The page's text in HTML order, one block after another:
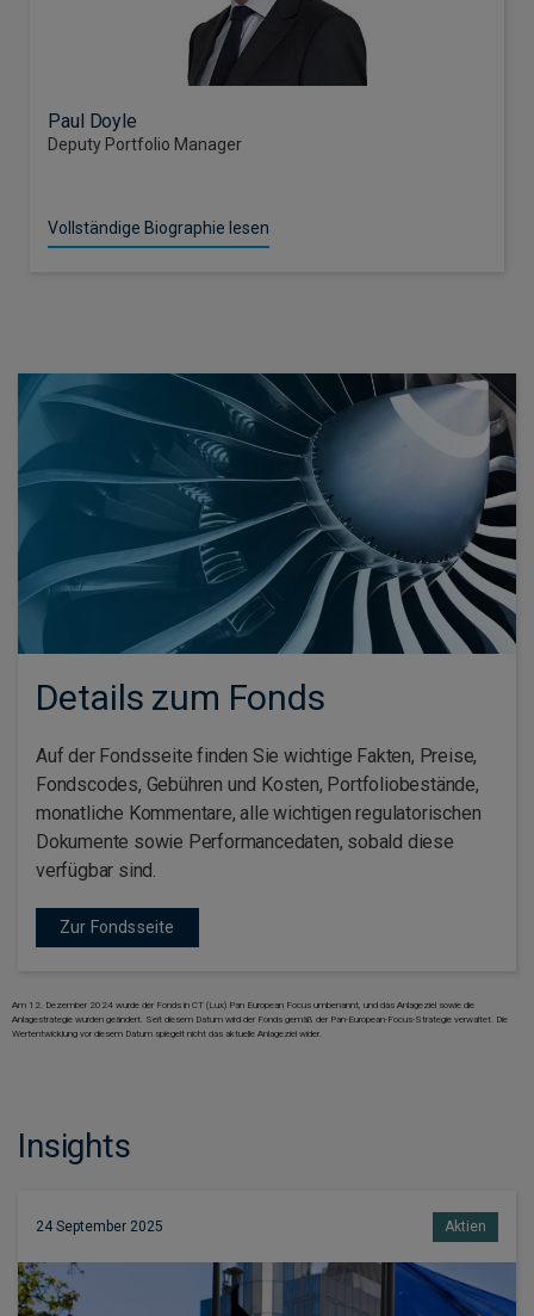
Paul Doyle
Deputy Portfolio Manager
Vollständige Biographie lesen
Details zum Fonds
Auf der Fondsseite finden Sie wichtige Fakten, Preise,
Fondscodes, Gebühren und Kosten, Portfoliobestände,
monatliche Kommentare, alle wichtigen regulatorischen
Dokumente sowie Performancedaten, sobald diese
verfügbar sind.
Zur Fondsseite
Am 12. Dezember 2024 wurde der Fonds in CT (Lux) Pan European Focus umbenannt, und das Anlageziel sowie die
Anlagestrategie wurden geändert. Seit diesem Datum wird der Fonds gemäß der Pan-European-Focus-Strategie verwaltet. Die
Wertentwicklung vor diesem Datum spiegelt nicht das aktuelle Anlageziel wider.
Insights
24 September 2025 Aktien